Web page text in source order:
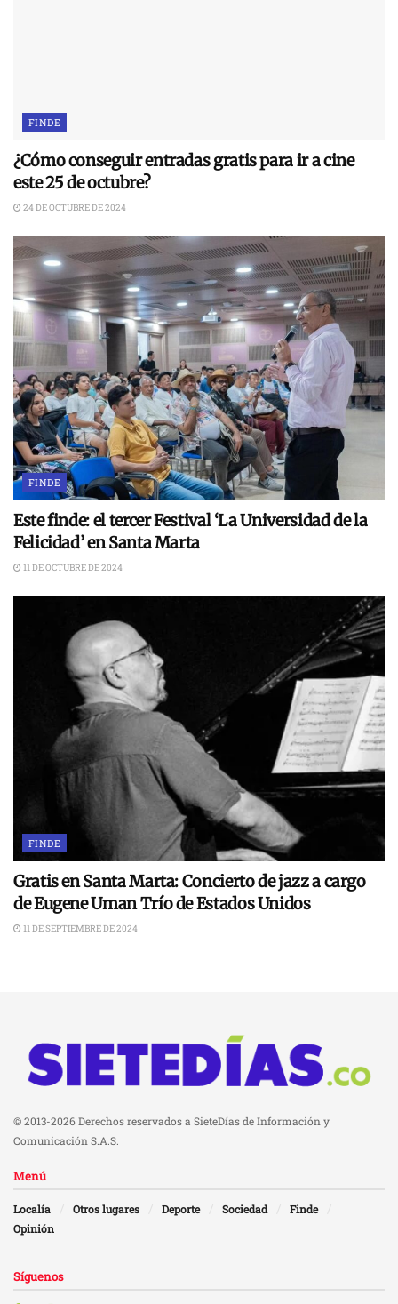
FINDE
¿Cómo conseguir entradas gratis para ir a cine
este 25 de octubre?
24 DE OCTUBRE DE 2024
FINDE
Este finde: el tercer Festival ‘La Universidad de la
Felicidad’ en Santa Marta
11 DE OCTUBRE DE 2024
FINDE
Gratis en Santa Marta: Concierto de jazz a cargo
de Eugene Uman Trío de Estados Unidos
11 DE SEPTIEMBRE DE 2024
© 2013-2026 Derechos reservados a SieteDías de Información y
Comunicación S.A.S.
Menú
Localía Otros lugares Deporte Sociedad
Finde
Opinión
Síguenos